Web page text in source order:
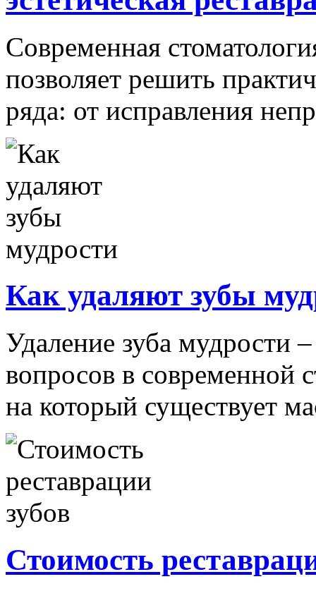
Современная
позволяет решить
ряда: от исправления
Как удаляют зубы
Удаление зуба мудрости
вопросов в современной
на который существует
Стоимость